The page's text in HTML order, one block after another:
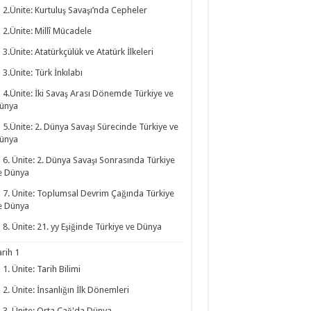
2.Ünite: Kurtuluş Savaşı’nda Cepheler
2.Ünite: Millî Mücadele
3.Ünite: Atatürkçülük ve Atatürk İlkeleri
3.Ünite: Türk İnkılabı
4.Ünite: İki Savaş Arası Dönemde Türkiye ve
5.Ünite: 2. Dünya Savaşı Sürecinde Türkiye ve
6. Ünite: 2. Dünya Savaşı Sonrasında Türkiye
Dünya
7. Ünite: Toplumsal Devrim Çağında Türkiye
Dünya
8. Ünite: 21. yy Eşiğinde Türkiye ve Dünya
1
1. Ünite: Tarih Bilimi
2. Ünite: İnsanlığın İlk Dönemleri